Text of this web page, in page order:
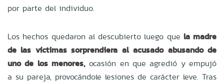
por parte del individuo.
Los hechos quedaron al descubierto luego que la madre
de las víctimas sorprendiera al acusado abusando de
uno de los menores, ocasión en que agredió y empujó
a su pareja, provocándole lesiones de carácter leve. Tras